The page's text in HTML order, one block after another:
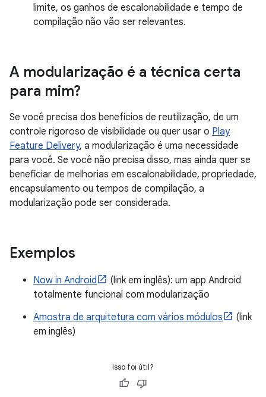
limite, os ganhos de escalonabilidade e tempo de
compilação não vão ser relevantes.
A modularização é a técnica certa
para mim?
Se você precisa dos benefícios de reutilização, de um
controle rigoroso de visibilidade ou quer usar o Play
Feature Delivery, a modularização é uma necessidade
para você. Se você não precisa disso, mas ainda quer se
beneficiar de melhorias em escalonabilidade, propriedade,
encapsulamento ou tempos de compilação, a
modularização pode ser considerada.
Exemplos
Now in Android
(link em inglês): um app Android
totalmente funcional com modularização
Amostra de arquitetura com vários módulos
(link
em inglês)
Isso foi útil?